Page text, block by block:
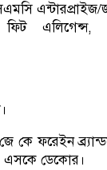
ফিট এলিগেন্স,
কে ফরেইন
এসকে ডেকোর।